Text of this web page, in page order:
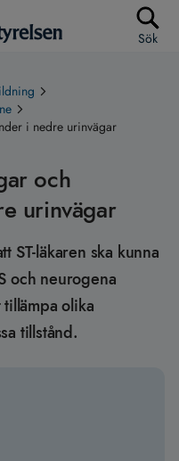
Sök
i nedre urinvägar
och
urinvägar
ST-läkaren ska kunna
och neurogena
olika
tillstånd.